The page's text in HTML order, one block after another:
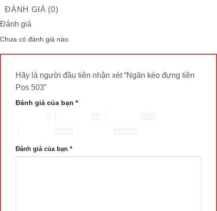
ĐÁNH GIÁ (0)
Đánh giá
Chưa có đánh giá nào.
Hãy là người đầu tiên nhận xét “Ngăn kéo đựng tiền
Pos 503”
Đánh giá của bạn *
Đánh giá của bạn *